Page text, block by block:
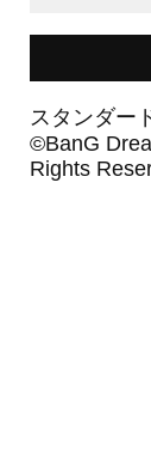
スタンダー
©BanG
Rights